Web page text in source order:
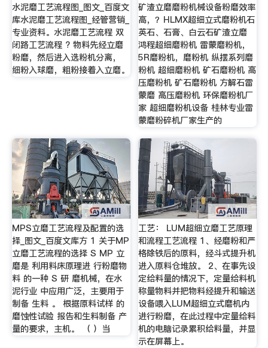
水泥磨工艺流程图_图文_百度文
库水泥磨工艺流程图_经管营销_
专业资料。水泥磨工艺流程 双
闭路工艺流程 ? 物料先经立磨
粉磨，然后进入选粉机分离，
细粉入球磨，粗粉接着入立磨。
矿渣立磨磨粉机械设备粉磨效率
高，？HLMX超细立式磨粉机石
英石、石膏、白云石矿渣立磨
鸿程超细磨粉机 雷蒙磨粉机，
5R磨粉机，磨粉机 纵摆系列磨
粉机 超细磨粉机 矿石磨粉机 高
压磨粉机 矿石磨粉机 方解石雷
蒙磨 高压磨粉机 环保磨粉机厂
家 超细磨粉机设备 桂林专业雷
蒙磨粉碎机厂家生产的
MPS立磨工艺流程及配置的选
择_图文_百度文库方 1 关于MP
立磨工艺流程的选择 S MP 立
磨是 利用料床原理进 行粉磨物
料 的一种 S 研 磨机械，在水
泥行业 中应用广泛，主要用于
制备 生料 。 根据原料试样 的
磨蚀性试验 报告和生料制备 产
量的要求，主机。 （ ）当
工艺： LUM超细立磨工艺原理
和流程工艺流程 1、经磨粉和严
格除铁后的原料，经斗式提升机
进入原料仓堆放。 2、在事先设
定给料量的情况下，定量给料机
称量物料并把物料经提升和输送
设备喂入LUM超细立式磨机内
进行粉磨，在此过程中定量给料
机的电脑记录累积给料量，并显
示在屏幕上。